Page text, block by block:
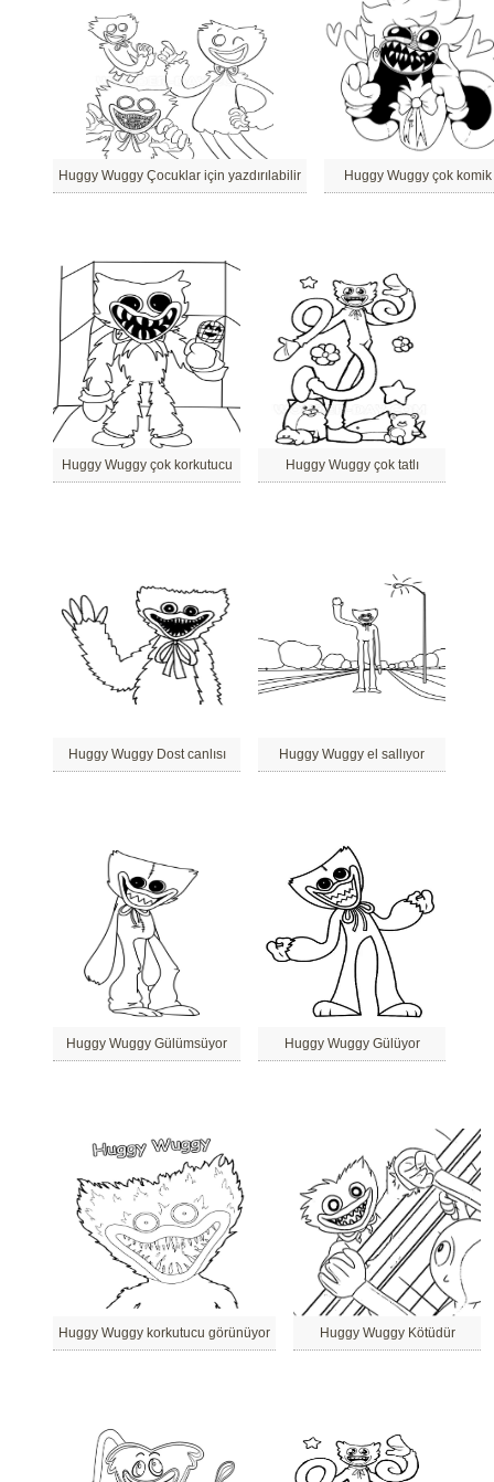
Huggy Wuggy Çocuklar için yazdırılabilir Huggy Wuggy çok komik
Huggy Wuggy çok korkutucu Huggy Wuggy çok tatlı
Huggy Wuggy Dost canlısı Huggy Wuggy el sallıyor
Huggy Wuggy Gülümsüyor Huggy Wuggy Gülüyor
Huggy Wuggy korkutucu görünüyor Huggy Wuggy Kötüdür